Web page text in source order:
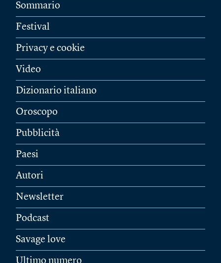
Sommario
Festival
Privacy e cookie
Video
Dizionario italiano
Oroscopo
Pubblicità
Paesi
Autori
Newsletter
Podcast
Savage love
Ultimo numero